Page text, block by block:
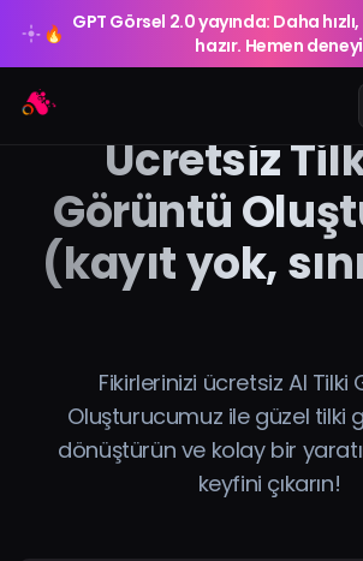
🔥 GPT Görsel 2.0 yayında: Daha
hazır. Hemen
Yapay Zeka Sohbeti
Yapay Zeka Görsel
Yapay Zeka Video
Yapay Zeka Araçları
🔥
GPT Görsel 2.0 yayında: Daha hızlı,
Ücretsiz
Görüntü
(kayıt yok,
Fikirlerinizi ücretsiz AI Tilki
Oluşturucumuz ile güzel tilki
dönüştürün ve kolay bir
keyfini çıkarın!